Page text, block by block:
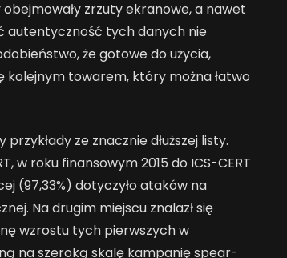
zrzuty ekranowe, a nawet
autentyczność tych danych nie
że gotowe do użycia,
kolejnym towarem, który można łatwo
ze znacznie dłuższej listy.
w roku finansowym 2015 do ICS-CERT
(97,33%) dotyczyło ataków na
Na drugim miejscu znalazł się
wzrostu tych pierwszych w
na szeroką skalę kampanię spear-